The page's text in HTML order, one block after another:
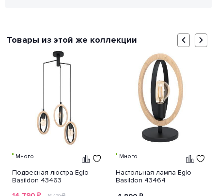
Товары из этой же коллекции
Много
Подвесная люстра Eglo
Basildon 43463
Много
Настольная лампа Eglo
Basildon 43464